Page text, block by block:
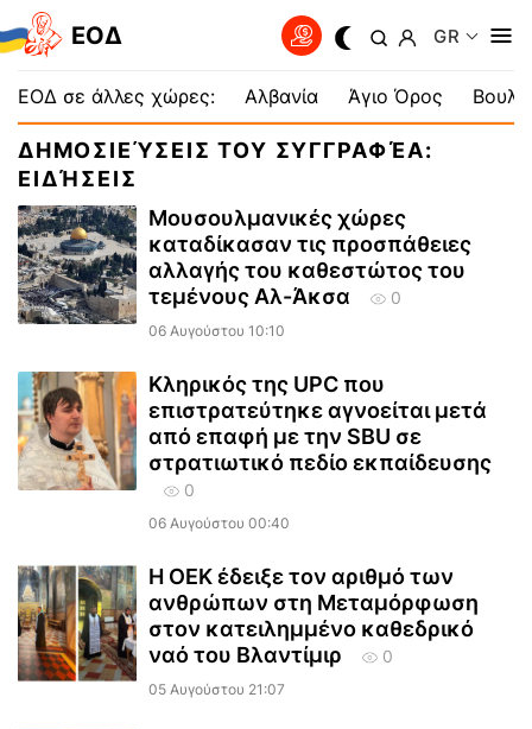
EOΔ GR
ΕΟΔ σε άλλες χώρες: Αλβανία Άγιο Όρος
ΔΗΜΟΣΙΕΎΣΕΙΣ ΤΟΥ ΣΥΓΓΡΑΦΈΑ:
ΕΙΔΉΣΕΙΣ
Μουσουλμανικές χώρες
καταδίκασαν τις προσπάθειες
αλλαγής του καθεστώτος του
τεμένους Αλ-Άκσα
0
06 Αυγούστου 10:10
Κληρικός της UPC που
επιστρατεύτηκε αγνοείται μετά
από επαφή με την SBU σε
στρατιωτικό πεδίο εκπαίδευσης
0
06 Αυγούστου 00:40
Η ΟΕΚ έδειξε τον αριθμό των
ανθρώπων στη Μεταμόρφωση
στον κατειλημμένο καθεδρικό
ναό του Βλαντίμιρ
0
05 Αυγούστου 21:07